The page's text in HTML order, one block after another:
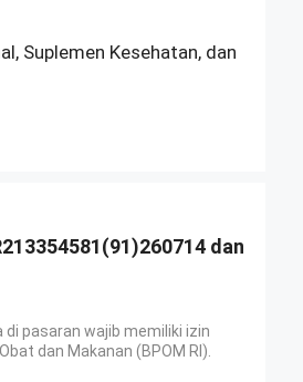
Suplemen Kesehatan, dan
dan
di pasaran wajib memiliki izin
dan Makanan (BPOM RI).